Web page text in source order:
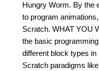
Hungry Worm. By the
to program
Scratch. WHAT YOU
the basic
different block types
Scratch paradigms